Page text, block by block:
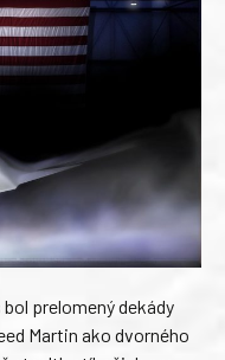
prelomený dekády
Martin ako dvorného